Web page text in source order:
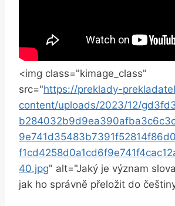
<img class="kimage_class"
src="https://preklady-
content/uploads/2023/12/
40.jpg" alt="Jaký je význam
jak ho správně přeložit do